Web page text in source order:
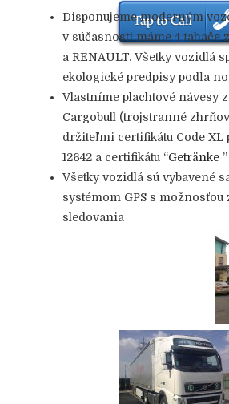
Disponujeme moderným
v súčasnosti máme 4 ťahače
a RENAULT. Všetky vozidlá
ekologické predpisy podľa
Vlastníme plachtové návesy
Cargobull (trojstranné
držiteľmi certifikátu Code XL
12642 a certifikátu “Getränke
Všetky vozidlá sú vybavené
systémom GPS s možnosťou
sledovania